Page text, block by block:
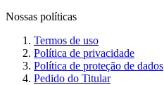
Nossas políticas
Termos de uso
Política de privacidade
Política de proteção de dados
Pedido do Titular